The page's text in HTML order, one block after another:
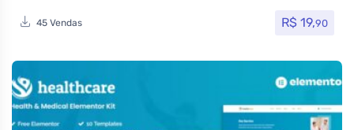
45 Vendas R$ 19,90